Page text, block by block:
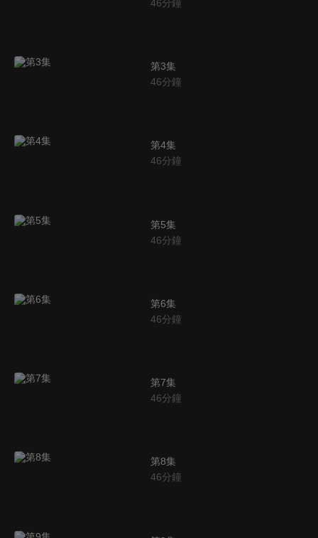
46分鐘
第3集
46分鐘
第4集
46分鐘
第5集
46分鐘
第6集
46分鐘
第7集
46分鐘
第8集
46分鐘